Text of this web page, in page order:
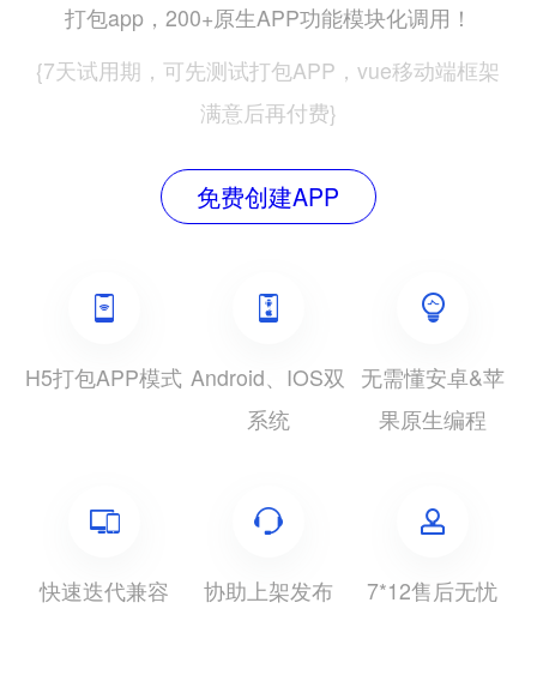
打包app，200+原生APP功能模块化调用！
{7天试用期，可先测试打包APP，vue移动端框架
满意后再付费}
免费创建APP
H5打包APP模式 Android、IOS双
系统
无需懂安卓&苹
果原生编程
快速迭代兼容 协助上架发布 7*12售后无忧